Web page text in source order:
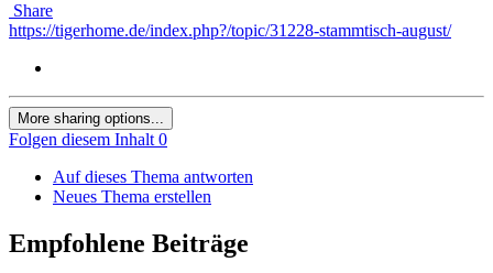
Share
https://tigerhome.de/index.php?/topic/31228-stammtisch-august/
More sharing options...
Folgen diesem Inhalt 0
Auf dieses Thema antworten
Neues Thema erstellen
Empfohlene Beiträge